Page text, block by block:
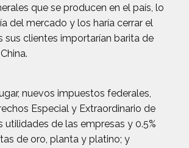
que se producen en el país, lo
del mercado y los haría cerrar el
sus clientes importarían barita de
nuevos impuestos federales,
Especial y Extraordinario de
utilidades de las empresas y 0.5%
de oro, planta y platino; y